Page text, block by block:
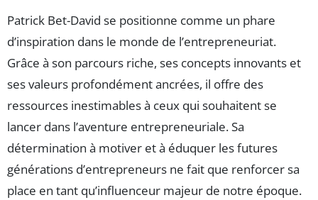
Patrick Bet-David se positionne comme un phare
d’inspiration dans le monde de l’entrepreneuriat.
Grâce à son parcours riche, ses concepts innovants et
ses valeurs profondément ancrées, il offre des
ressources inestimables à ceux qui souhaitent se
lancer dans l’aventure entrepreneuriale. Sa
détermination à motiver et à éduquer les futures
générations d’entrepreneurs ne fait que renforcer sa
place en tant qu’influenceur majeur de notre époque.